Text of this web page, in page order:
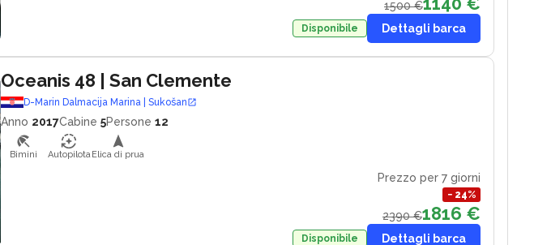
1500 €
Disponibile Dettagli barca
Oceanis 48 | San Clemente
D-Marin Dalmacija Marina | Sukošan
Anno 2017Cabine 5Persone 12
Bimini AutopilotaElica di prua
Prezzo per 7 giorni
− 24%
2390 €1816 €
Disponibile Dettagli barca